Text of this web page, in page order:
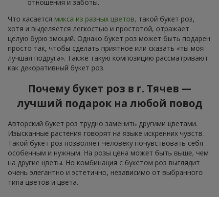
отношения и заботы.
Что касается микса из разных цветов, такой букет роз,
хотя и выделяется легкостью и простотой, отражает
целую бурю эмоций. Однако букет роз может быть подарен
просто так, чтобы сделать приятное или сказать «ты моя
лучшая подруга». Также такую композицию рассматривают
как декоративный букет роз.
Почему букет роз в г. Тячев —
лучший подарок на любой повод
Авторский букет роз трудно заменить другими цветами.
Изысканные растения говорят на языке искренних чувств.
Такой букет роз позволяет человеку почувствовать себя
особенным и нужным. На розы цена может быть выше, чем
на другие цветы. Но комбинация с букетом роз выглядит
очень элегантно и эстетично, независимо от выбранного
типа цветов и цвета.